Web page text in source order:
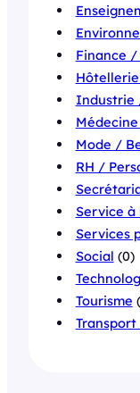
Finance
Industrie
Mode /
RH /
Service à
Services
Social (0)
Tourisme